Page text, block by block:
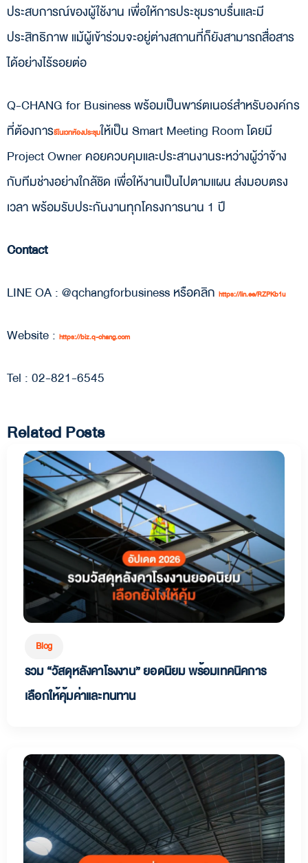
ประสบการณ์ของผู้ใช้งาน เพื่อให้การประชุมราบรื่นและมี
ประสิทธิภาพ แม้ผู้เข้าร่วมจะอยู่ต่างสถานที่ก็ยังสามารถสื่อสาร
ได้อย่างไร้รอยต่อ
Q-CHANG for Business พร้อมเป็นพาร์ตเนอร์สำหรับองค์กร
ที่ต้องการรีโนเวทห้องประชุมให้เป็น Smart Meeting Room โดยมี
Project Owner คอยควบคุมและประสานงานระหว่างผู้ว่าจ้าง
กับทีมช่างอย่างใกล้ชิด เพื่อให้งานเป็นไปตามแผน ส่งมอบตรง
เวลา พร้อมรับประกันงานทุกโครงการนาน 1 ปี
Contact
LINE OA : @qchangforbusiness หรือคลิก https://lin.ee/RZPKb1u
Website : https://biz.q-chang.com
Tel : 02-821-6545
Related Posts
Blog
รวม “วัสดุหลังคาโรงงาน” ยอดนิยม พร้อมเทคนิคการ
เลือกให้คุ้มค่าและทนทาน